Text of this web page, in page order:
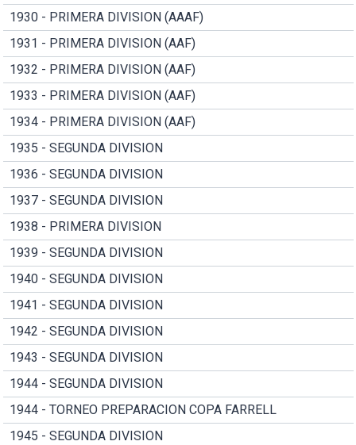
1930 - PRIMERA DIVISION (AAAF)
1931 - PRIMERA DIVISION (AAF)
1932 - PRIMERA DIVISION (AAF)
1933 - PRIMERA DIVISION (AAF)
1934 - PRIMERA DIVISION (AAF)
1935 - SEGUNDA DIVISION
1936 - SEGUNDA DIVISION
1937 - SEGUNDA DIVISION
1938 - PRIMERA DIVISION
1939 - SEGUNDA DIVISION
1940 - SEGUNDA DIVISION
1941 - SEGUNDA DIVISION
1942 - SEGUNDA DIVISION
1943 - SEGUNDA DIVISION
1944 - SEGUNDA DIVISION
1944 - TORNEO PREPARACION COPA FARRELL
1945 - SEGUNDA DIVISION